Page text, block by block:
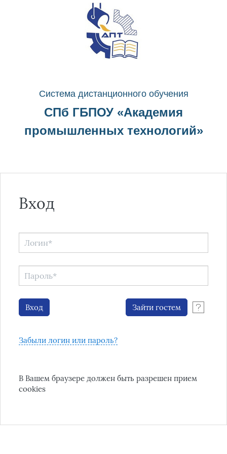
Перейти к основному содержанию
Система дистанционного обучения
СПб ГБПОУ «Академия
промышленных технологий»
Вход
Забыли логин или пароль?
В Вашем браузере должен быть разрешен прием
cookies